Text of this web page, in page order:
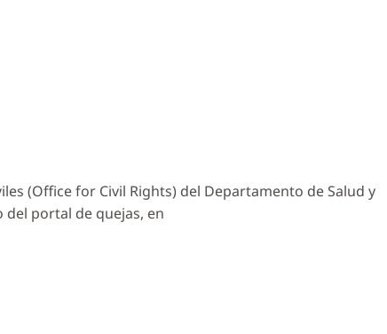
(Office for Civil Rights) del Departamento de Salud y
del portal de quejas, en